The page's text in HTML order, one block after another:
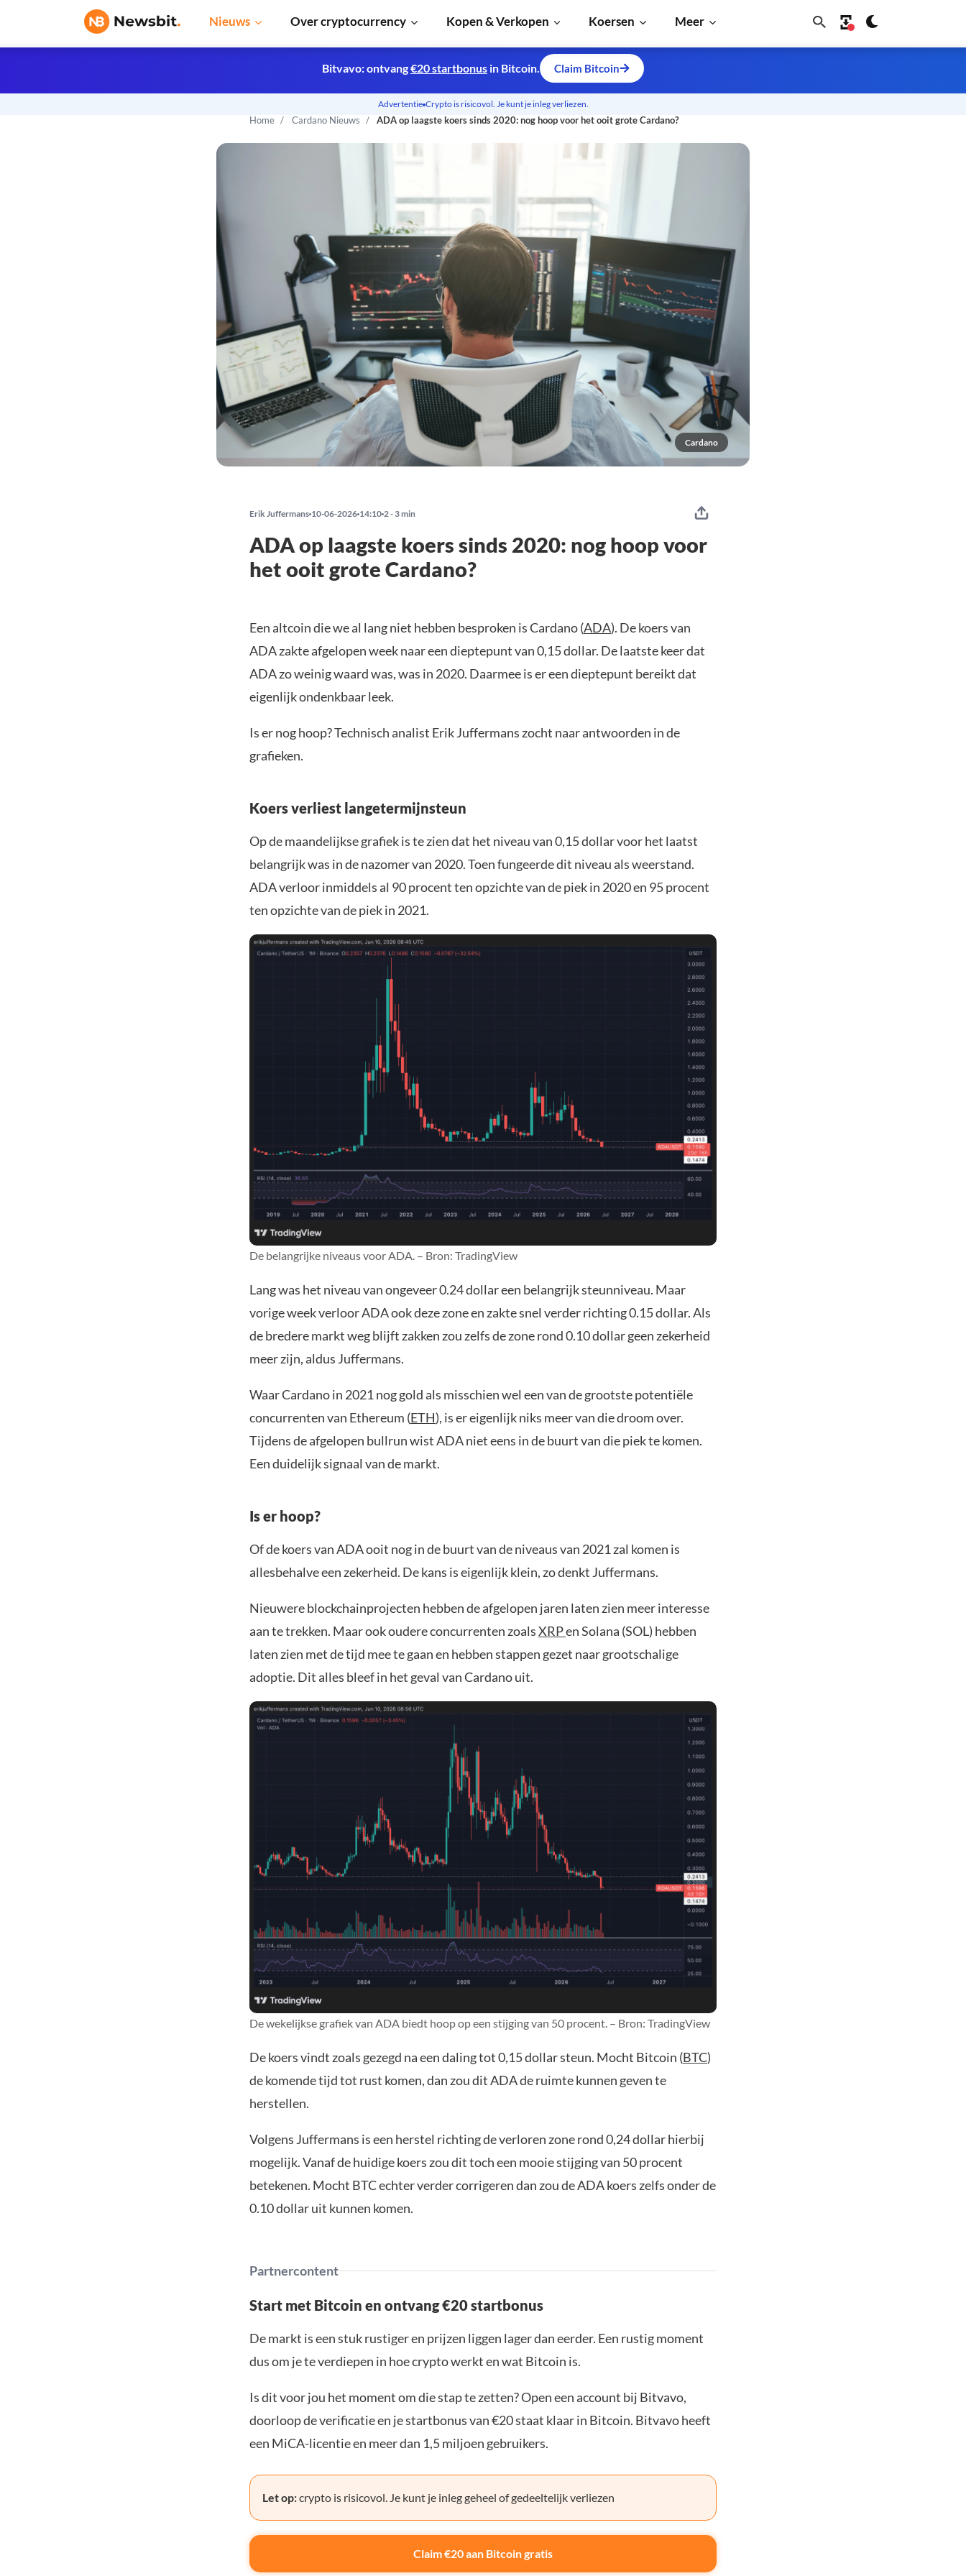
Nieuws Over cryptocurrency Kopen & Verkopen Koersen Meer
Home Cardano Nieuws ADA op laagste koers sinds 2020: nog hoop voor het ooit grote Cardano?
Cardano
Bitvavo: ontvang€20 startbonus in Bitcoin. Claim Bitcoin
Advertentie Crypto is risicovol. Je kunt je inleg verliezen.
Erik Juffermans 10-06-2026 14:10 2 - 3 min
ADA op laagste koers sinds 2020: nog hoop voor
het ooit grote Cardano?
Een altcoin die we al lang niet hebben besproken is Cardano (ADA). De koers van
ADA zakte afgelopen week naar een dieptepunt van 0,15 dollar. De laatste keer dat
ADA zo weinig waard was, was in 2020. Daarmee is er een dieptepunt bereikt dat
eigenlijk ondenkbaar leek.
Is er nog hoop? Technisch analist Erik Juffermans zocht naar antwoorden in de
grafieken.
Koers verliest langetermijnsteun
Op de maandelijkse grafiek is te zien dat het niveau van 0,15 dollar voor het laatst
belangrijk was in de nazomer van 2020. Toen fungeerde dit niveau als weerstand.
ADA verloor inmiddels al 90 procent ten opzichte van de piek in 2020 en 95 procent
ten opzichte van de piek in 2021.
De belangrijke niveaus voor ADA. – Bron: TradingView
Lang was het niveau van ongeveer 0.24 dollar een belangrijk steunniveau. Maar
vorige week verloor ADA ook deze zone en zakte snel verder richting 0.15 dollar. Als
de bredere markt weg blijft zakken zou zelfs de zone rond 0.10 dollar geen zekerheid
meer zijn, aldus Juffermans.
Waar Cardano in 2021 nog gold als misschien wel een van de grootste potentiële
concurrenten van Ethereum (ETH), is er eigenlijk niks meer van die droom over.
Tijdens de afgelopen bullrun wist ADA niet eens in de buurt van die piek te komen.
Een duidelijk signaal van de markt.
Is er hoop?
Of de koers van ADA ooit nog in de buurt van de niveaus van 2021 zal komen is
allesbehalve een zekerheid. De kans is eigenlijk klein, zo denkt Juffermans.
Nieuwere blockchainprojecten hebben de afgelopen jaren laten zien meer interesse
aan te trekken. Maar ook oudere concurrenten zoalsXRPen Solana (SOL) hebben
laten zien met de tijd mee te gaan en hebben stappen gezet naar grootschalige
adoptie. Dit alles bleef in het geval van Cardano uit.
De wekelijkse grafiek van ADA biedt hoop op een stijging van 50 procent. – Bron: TradingView
De koers vindt zoals gezegd na een daling tot 0,15 dollar steun. Mocht Bitcoin (BTC)
de komende tijd tot rust komen, dan zou dit ADA de ruimte kunnen geven te
herstellen.
Volgens Juffermans is een herstel richting de verloren zone rond 0,24 dollar hierbij
mogelijk. Vanaf de huidige koers zou dit toch een mooie stijging van 50 procent
betekenen. Mocht BTC echter verder corrigeren dan zou de ADA koers zelfs onder de
0.10 dollar uit kunnen komen.
Partnercontent
Start met Bitcoin en ontvang €20 startbonus
De markt is een stuk rustiger en prijzen liggen lager dan eerder. Een rustig moment
dus om je te verdiepen in hoe crypto werkt en wat Bitcoin is.
Is dit voor jou het moment om die stap te zetten? Open een account bij Bitvavo,
doorloop de verificatie en je startbonus van €20 staat klaar in Bitcoin. Bitvavo heeft
een MiCA-licentie en meer dan 1,5 miljoen gebruikers.
Let op:crypto is risicovol. Je kunt je inleg geheel of gedeeltelijk verliezen
Claim €20 aan Bitcoin gratis